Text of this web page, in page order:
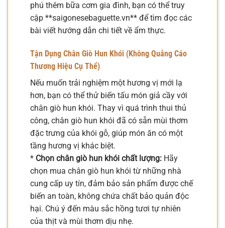
phú thêm bữa cơm gia đình, bạn có thể truy
cập **saigonesebaguette.vn** để tìm đọc các
bài viết hướng dẫn chi tiết về ẩm thực.
Tận Dụng Chân Giò Hun Khói (Không Quảng Cáo
Thương Hiệu Cụ Thể)
Nếu muốn trải nghiệm một hương vị mới lạ
hơn, bạn có thể thử biến tấu món giả cầy với
chân giò hun khói. Thay vì quá trình thui thủ
công, chân giò hun khói đã có sẵn mùi thơm
đặc trưng của khói gỗ, giúp món ăn có một
tầng hương vị khác biệt.
* Chọn chân giò hun khói chất lượng: Hãy
chọn mua chân giò hun khói từ những nhà
cung cấp uy tín, đảm bảo sản phẩm được chế
biến an toàn, không chứa chất bảo quản độc
hại. Chú ý đến màu sắc hồng tươi tự nhiên
của thịt và mùi thơm dịu nhẹ.